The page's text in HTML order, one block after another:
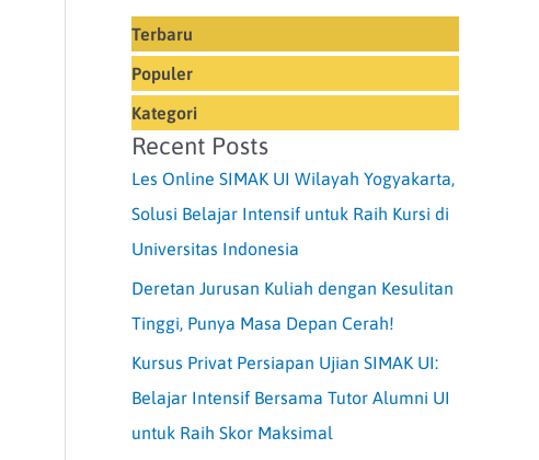
Terbaru
Populer
Kategori
Recent Posts
Les Online SIMAK UI Wilayah Yogyakarta,
Solusi Belajar Intensif untuk Raih Kursi di
Universitas Indonesia
Deretan Jurusan Kuliah dengan Kesulitan
Tinggi, Punya Masa Depan Cerah!
Kursus Privat Persiapan Ujian SIMAK UI:
Belajar Intensif Bersama Tutor Alumni UI
untuk Raih Skor Maksimal